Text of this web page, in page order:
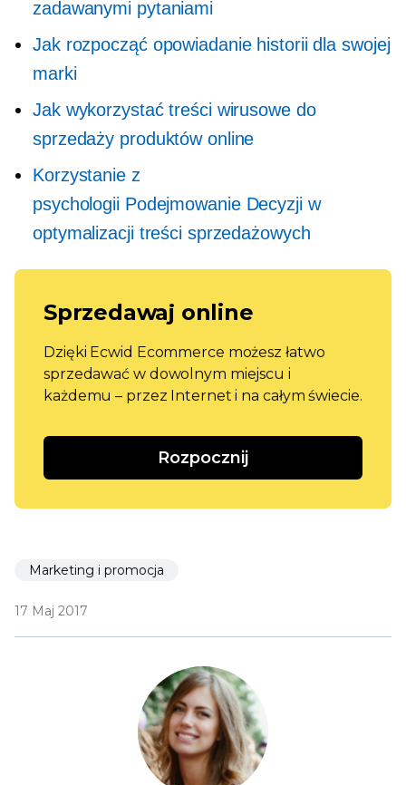
zadawanymi pytaniami
Jak rozpocząć opowiadanie historii dla swojej
marki
Jak wykorzystać treści wirusowe do
sprzedaży produktów online
Korzystanie z
psychologii Podejmowanie Decyzjiw
optymalizacji treści sprzedażowych
Sprzedawaj online
Dzięki Ecwid Ecommerce możesz łatwo
sprzedawać w dowolnym miejscu i
każdemu – przez Internet i na całym świecie.
Rozpocznij
Marketing i promocja
17 Maj 2017